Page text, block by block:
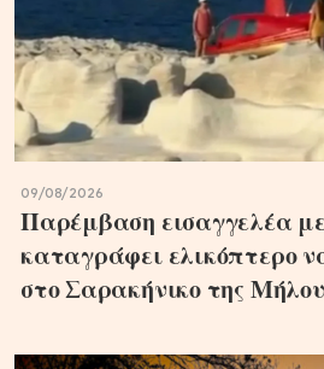
09/08/2026
Παρέμβαση εισαγγελέα
καταγράφει ελικόπτερο
στο Σαρακήνικο της